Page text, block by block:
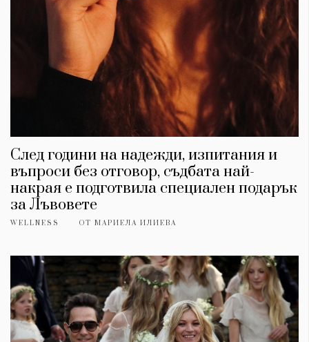
След години на надежди, изпитания и
въпроси без отговор, съдбата най-
накрая е подготвила специален подарък
за Лъвовете
WELLNESS ОТ МАРИЕЛА ИЛИЕВА